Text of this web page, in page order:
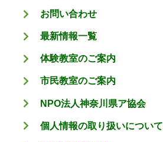
お問い合わせ
最新情報一覧
体験教室のご案内
市民教室のご案内
NPO法人神奈川県ア協会
個人情報の取り扱いについて